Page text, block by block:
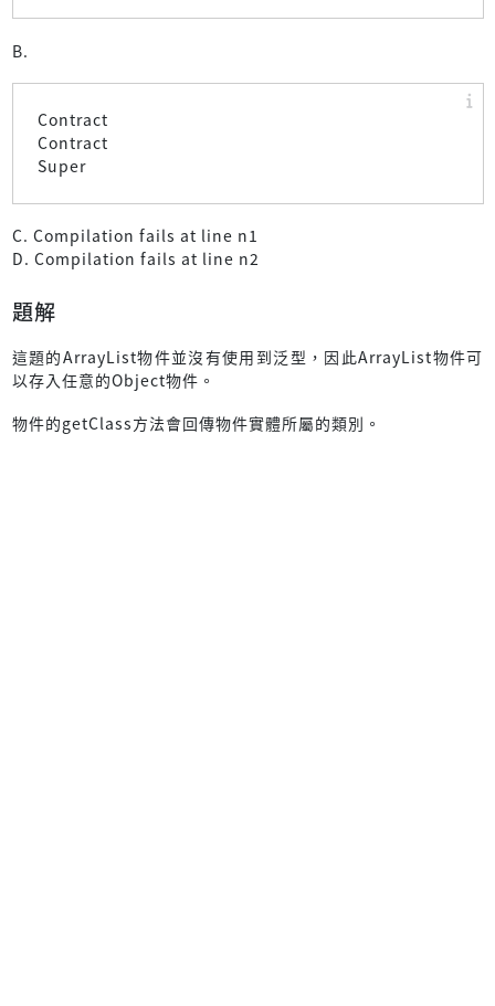
B.
Contract
Contract
Super
C. Compilation fails at line n1
D. Compilation fails at line n2
題解
這題的ArrayList物件並沒有使用到泛型，因此ArrayList物件可
以存入任意的Object物件。
物件的getClass方法會回傳物件實體所屬的類別。